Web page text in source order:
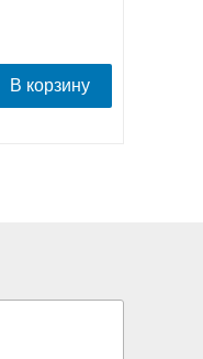
В корзину